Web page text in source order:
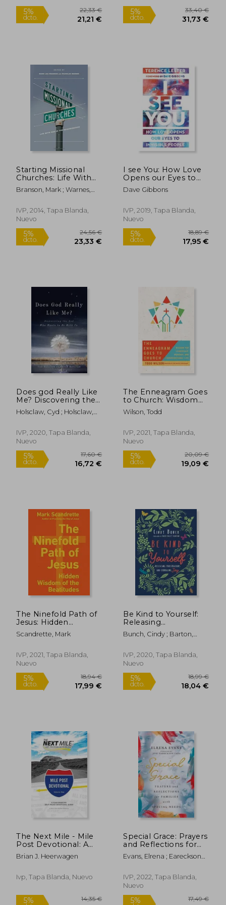
5% 19,95 € 5%
5% 5%
dcto.
Starting Missional
Churches: Life With
god in the
Neighborhood (en
Branson, Mark ; Warnes,
IVP, 2014, Tapa Blanda,
Nuevo
5%
dcto. 23,33 €
I see You: How Love
Opens our Eyes to
Invisible People (en
Inglés)
Dave Gibbons
IVP, 2019, Tapa Blanda,
Nuevo
5%
dcto.
Does god Really Like
Me? Discovering the
god who Wants to be
With us (en Inglés)
Holsclaw, Cyd ; Holsclaw,
IVP, 2020, Tapa Blanda,
Nuevo
The Enneagram Goes
to Church: Wisdom
for Leadership,
Worship, and
(en Inglés)
Wilson, Todd
IVP, 2021, Tapa Blanda,
Nuevo
The Ninefold Path of
Jesus: Hidden
Wisdom of the
Beatitudes (en Inglés)
Scandrette, Mark
IVP, 2021, Tapa Blanda,
Nuevo
Be Kind to Yourself:
Releasing
Frustrations and
Embracing joy (en
Bunch, Cindy ; Barton,
IVP, 2020, Tapa Blanda,
Nuevo
The Next Mile - Mile
Post Devotional: A
Post-Ministry Self-
Paced Devotional
Brian J. Heerwagen
Ivp, Tapa Blanda, Nuevo
Special Grace: Prayers
and Reflections for
Families With Special
Needs (en Inglés)
Evans, Elrena ; Eareckson
IVP, 2022, Tapa Blanda,
Nuevo